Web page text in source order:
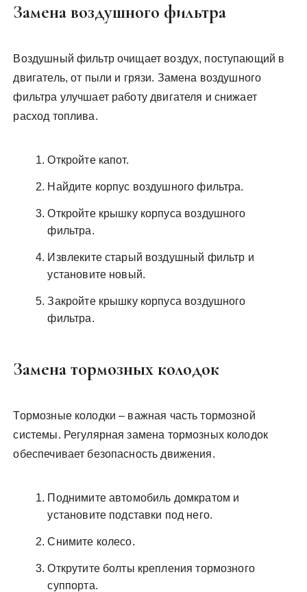
Замена воздушного фильтра
Воздушный фильтр очищает воздух, поступающий в
двигатель, от пыли и грязи. Замена воздушного
фильтра улучшает работу двигателя и снижает
расход топлива.
Откройте капот.
Найдите корпус воздушного фильтра.
Откройте крышку корпуса воздушного
фильтра.
Извлеките старый воздушный фильтр и
установите новый.
Закройте крышку корпуса воздушного
фильтра.
Замена тормозных колодок
Тормозные колодки – важная часть тормозной
системы. Регулярная замена тормозных колодок
обеспечивает безопасность движения.
Поднимите автомобиль домкратом и
установите подставки под него.
Снимите колесо.
Открутите болты крепления тормозного
суппорта.